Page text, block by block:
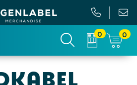
mondkapjes
0 0